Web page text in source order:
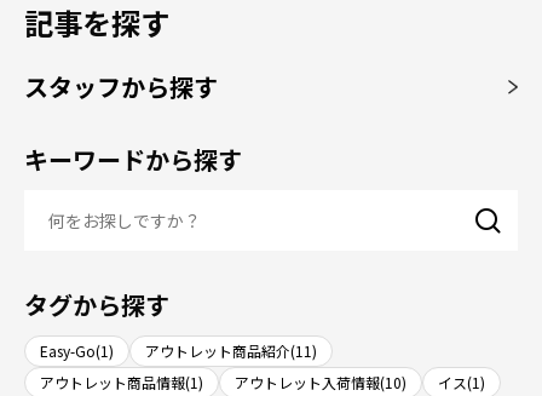
記事を探す
スタッフから探す
キーワードから探す
タグから探す
Easy-Go(1)
アウトレット商品紹介(11)
アウトレット商品情報(1)
アウトレット入荷情報(10)
イス(1)